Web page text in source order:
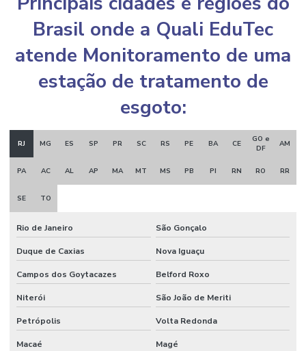
Brasil onde a Quali EduTec
atende Monitoramento de uma
estação de tratamento de
esgoto:
RJ MG ES SP PR SC RS PE BA CE
GO e
DF
AM
PA AC AL AP MA MT MS PB PI RN RO RR
SE TO
Rio de Janeiro São Gonçalo
Duque de Caxias Nova Iguaçu
Campos dos Goytacazes Belford Roxo
Niterói São João de Meriti
Petrópolis Volta Redonda
Macaé Magé